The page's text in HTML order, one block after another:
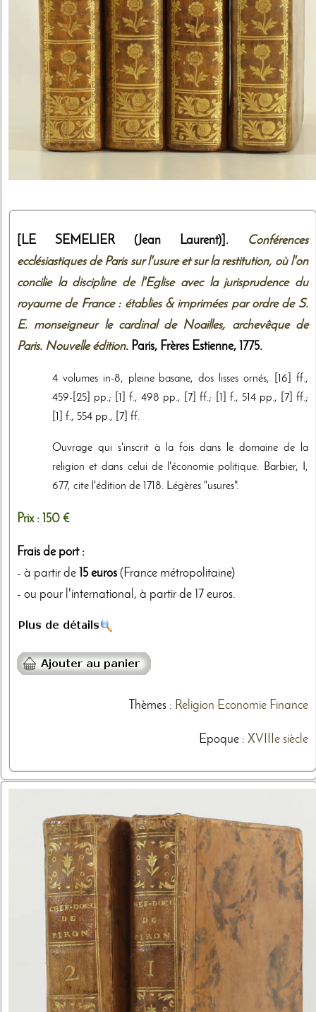
[LE SEMELIER (Jean Laurent)].
Conférences
ecclésiastiques de Paris sur l'usure et sur la restitution, où l'on
concilie la discipline de l'Eglise avec la jurisprudence du
royaume de France : établies & imprimées par ordre de S.
E. monseigneur le cardinal de Noailles, archevêque de
Paris. Nouvelle édition. Paris, Frères Estienne, 1775.
4 volumes in-8, pleine basane, dos lisses ornés, [16] ff.,
459-[25] pp.; [1] f., 498 pp., [7] ff.; [1] f., 514 pp., [7] ff.;
[1] f., 554 pp., [7] ff.
Ouvrage qui s'inscrit à la fois dans le domaine de la
religion et dans celui de l'économie politique. Barbier, I,
677, cite l'édition de 1718. Légères "usures".
Prix : 150 €
Frais de port :
- à partir de 15 euros (France métropolitaine)
- ou pour l'international, à partir de 17 euros.
Thèmes: Religion Economie Finance
Epoque : XVIIIe siècle